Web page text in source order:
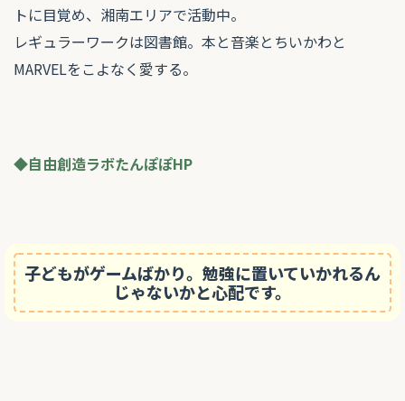
トに目覚め、湘南エリアで活動中。
レギュラーワークは図書館。本と音楽とちいかわと
MARVELをこよなく愛する。
◆自由創造ラボたんぽぽHP
子どもがゲームばかり。勉強に置いていかれるん
じゃないかと心配です。